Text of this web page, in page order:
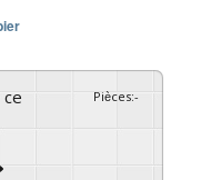
Pièces:-